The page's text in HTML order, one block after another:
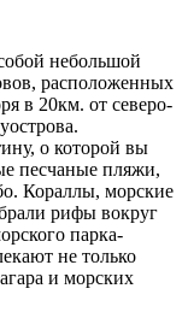
небольшой
расположенных
в 20км. от северо-
о которой вы
песчаные пляжи,
Кораллы, морские
рифы вокруг
парка-
не только
и морских